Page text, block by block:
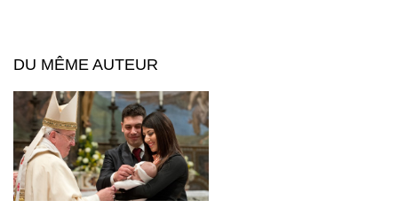
DU MÊME AUTEUR